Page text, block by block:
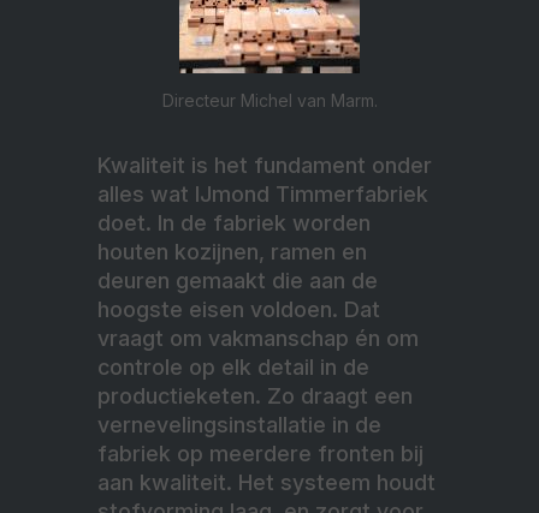
Directeur Michel van Marm.
Kwaliteit is het fundament onder
alles wat IJmond Timmerfabriek
doet. In de fabriek worden
houten kozijnen, ramen en
deuren gemaakt die aan de
hoogste eisen voldoen. Dat
vraagt om vakmanschap én om
controle op elk detail in de
productieketen. Zo draagt een
vernevelingsinstallatie in de
fabriek op meerdere fronten bij
aan kwaliteit. Het systeem houdt